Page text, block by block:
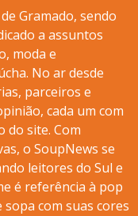
Gramado, sendo
a assuntos
moda e
No ar desde
parceiros e
cada um com
do site. Com
o SoupNews se
leitores do Sul e
é referência à pop
com suas cores